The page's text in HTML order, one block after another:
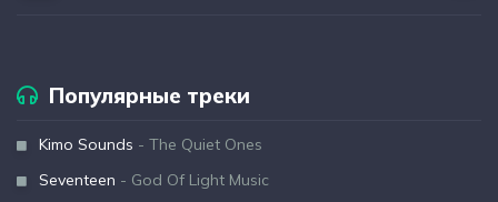
Популярные треки
Kimo Sounds - The Quiet Ones
Seventeen - God Of Light Music